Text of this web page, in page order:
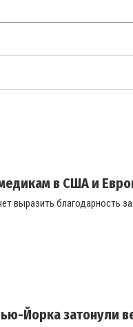
в США и
выразить благодарность
Йорка затонули